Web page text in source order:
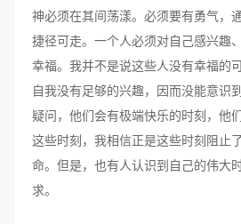
神必须在其间荡漾。必须要有勇气，
捷径可走。一个人必须对自己感兴趣
幸福。我并不是说这些人没有幸福的
自我没有足够的兴趣，因而没能意识
疑问，他们会有极端快乐的时刻，他
这些时刻，我相信正是这些时刻阻止
命。但是，也有人认识到自己的伟大
求。